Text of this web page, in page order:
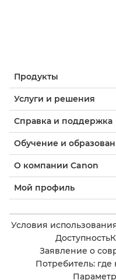
Продукты
Услуги и решения
Справка и поддержка
Обучение и
О компании Canon
Мой профиль
Условия
Доступность
Заявление о
Потребитель: где